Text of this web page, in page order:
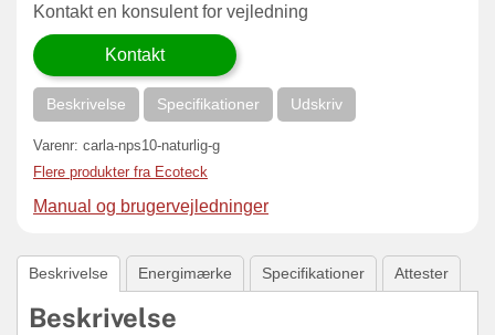
Kontakt en konsulent for vejledning
Kontakt
Beskrivelse Specifikationer Udskriv
Varenr: carla-nps10-naturlig-g
Flere produkter fra Ecoteck
Manual og brugervejledninger
Beskrivelse Energimærke Specifikationer Attester
Beskrivelse